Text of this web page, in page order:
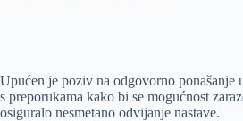
Upućen je poziv na odgovorno ponašanje
s preporukama kako bi se mogućnost
osiguralo nesmetano odvijanje nastave.